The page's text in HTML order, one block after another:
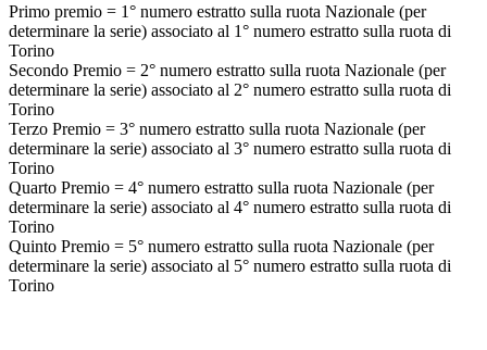
Primo premio = 1° numero estratto sulla ruota Nazionale (per
determinare la serie) associato al 1° numero estratto sulla ruota di
Torino
Secondo Premio = 2° numero estratto sulla ruota Nazionale (per
determinare la serie) associato al 2° numero estratto sulla ruota di
Torino
Terzo Premio = 3° numero estratto sulla ruota Nazionale (per
determinare la serie) associato al 3° numero estratto sulla ruota di
Torino
Quarto Premio = 4° numero estratto sulla ruota Nazionale (per
determinare la serie) associato al 4° numero estratto sulla ruota di
Torino
Quinto Premio = 5° numero estratto sulla ruota Nazionale (per
determinare la serie) associato al 5° numero estratto sulla ruota di
Torino